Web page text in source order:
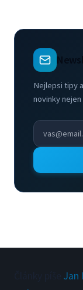
Nejlepsi tipy
novinky
Jan